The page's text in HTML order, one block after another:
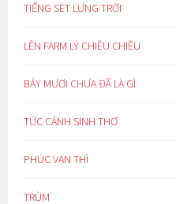
TIẾNG SÉT LƯNG TRỜI
LÊN FARM LÝ CHIỀU CHIỀU
BẢY MƯƠI CHƯA ĐÃ LÀ GÌ
TỨC CẢNH SINH THƠ
PHÚC VẠN THÌ
TRÙM